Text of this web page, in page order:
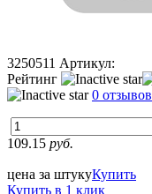
3250511 Артикул:
Рейтинг
0 отзывов
109.15 руб.
цена за штукуКупить
Купить в 1 клик